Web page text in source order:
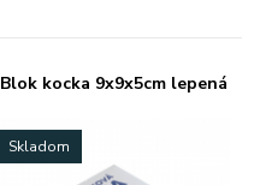
Blok kocka 9x9x5cm lepená
Skladom